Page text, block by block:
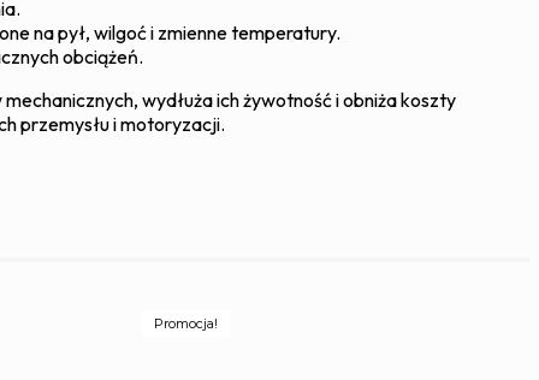
na pył, wilgoć i zmienne temperatury.
obciążeń.
wydłuża ich żywotność i obniża koszty
przemysłu i motoryzacji.
Promocja!